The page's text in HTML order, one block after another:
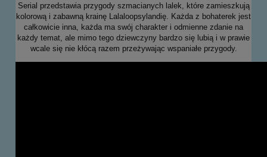
Serial przedstawia przygody szmacianych lalek, które zamieszkują
kolorową i zabawną krainę Lalaloopsylandię. Każda z bohaterek jest
całkowicie inna, każda ma swój charakter i odmienne zdanie na
każdy temat, ale mimo tego dziewczyny bardzo się lubią i w prawie
wcale się nie kłócą razem przeżywając wspaniałe przygody.